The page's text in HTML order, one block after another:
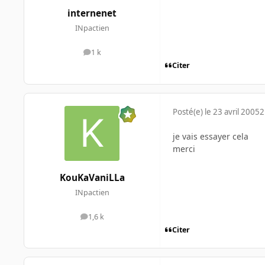
internenet
INpactien
1 k
messages
Citer
KouKaVaniLLa
INpactien
1,6 k
messages
Posté(e) le 23 avril 2005
je vais essayer cela
merci
Citer